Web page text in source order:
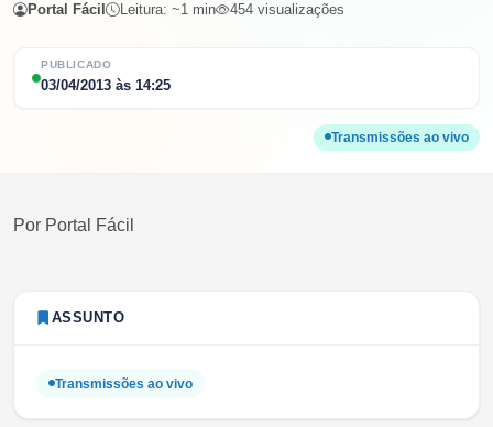
PUBLICADO
03/04/2013 às 14:25
Transmissões ao vivo
Portal Fácil Leitura: ~1 min 454 visualizações
Por Portal Fácil
ASSUNTO
Transmissões ao vivo